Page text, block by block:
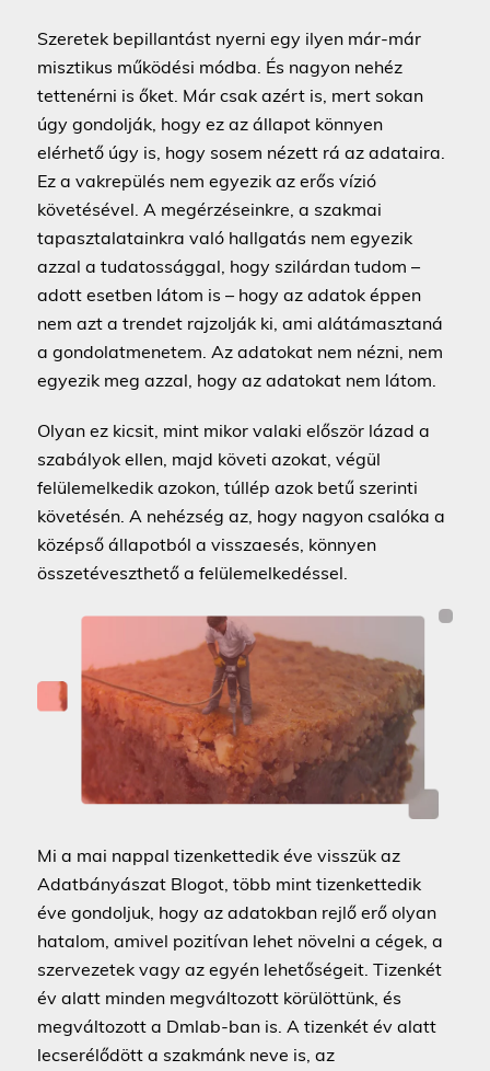
Szeretek bepillantást nyerni egy ilyen már-már
misztikus működési módba. És nagyon nehéz
tettenérni is őket. Már csak azért is, mert sokan
úgy gondolják, hogy ez az állapot könnyen
elérhető úgy is, hogy sosem nézett rá az adataira.
Ez a vakrepülés nem egyezik az erős vízió
követésével. A megérzéseinkre, a szakmai
tapasztalatainkra való hallgatás nem egyezik
azzal a tudatossággal, hogy szilárdan tudom –
adott esetben látom is – hogy az adatok éppen
nem azt a trendet rajzolják ki, ami alátámasztaná
a gondolatmenetem. Az adatokat nem nézni, nem
egyezik meg azzal, hogy az adatokat nem látom.
Olyan ez kicsit, mint mikor valaki először lázad a
szabályok ellen, majd követi azokat, végül
felülemelkedik azokon, túllép azok betű szerinti
követésén. A nehézség az, hogy nagyon csalóka a
középső állapotból a visszaesés, könnyen
összetéveszthető a felülemelkedéssel.
Mi a mai nappal tizenkettedik éve visszük az
Adatbányászat Blogot, több mint tizenkettedik
éve gondoljuk, hogy az adatokban rejlő erő olyan
hatalom, amivel pozitívan lehet növelni a cégek, a
szervezetek vagy az egyén lehetőségeit. Tizenkét
év alatt minden megváltozott körülöttünk, és
megváltozott a Dmlab-ban is. A tizenkét év alatt
lecserélődött a szakmánk neve is, az